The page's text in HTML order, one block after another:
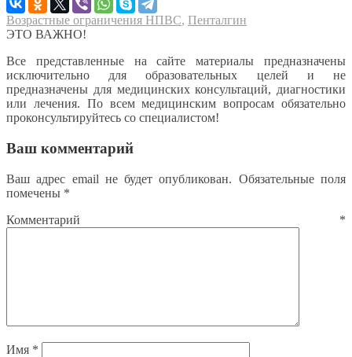
Возрастные ограничения НПВС, Пенталгин
ЭТО ВАЖНО!
Все представленные на сайте материалы предназначены
исключительно для образовательных целей и не
предназначены для медицинских консультаций, диагностики
или лечения. По всем медицинским вопросам обязательно
проконсультируйтесь со специалистом!
Ваш комментарий
Ваш адрес email не будет опубликован. Обязательные поля
помечены *
Комментарий *
Имя *